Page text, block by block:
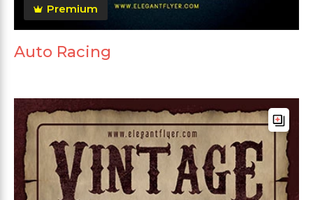
Premium
Auto Racing